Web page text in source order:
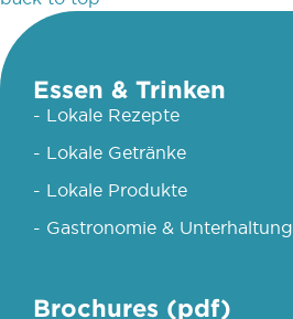
Essen & Trinken
- Lokale Rezepte
- Lokale Getränke
- Lokale Produkte
- Gastronomie & Unterhaltung
Brochures (pdf)